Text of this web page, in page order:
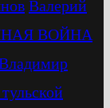
Валерий
ВОЙНА